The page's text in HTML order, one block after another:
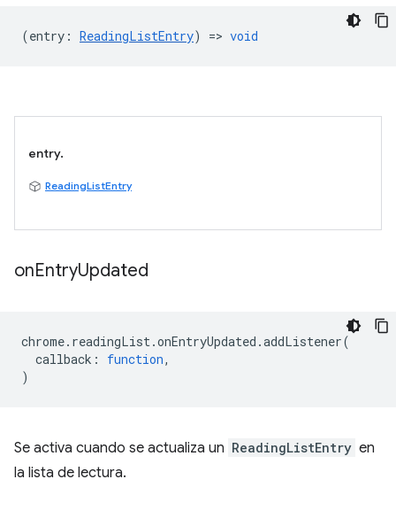
(entry : ReadingListEntry) => void
entry.
ReadingListEntry
onEntryUpdated
chrome. readingList .onEntryUpdated .addListener(
callback : function,
)
Se activa cuando se actualiza un ReadingListEntry en
la lista de lectura.